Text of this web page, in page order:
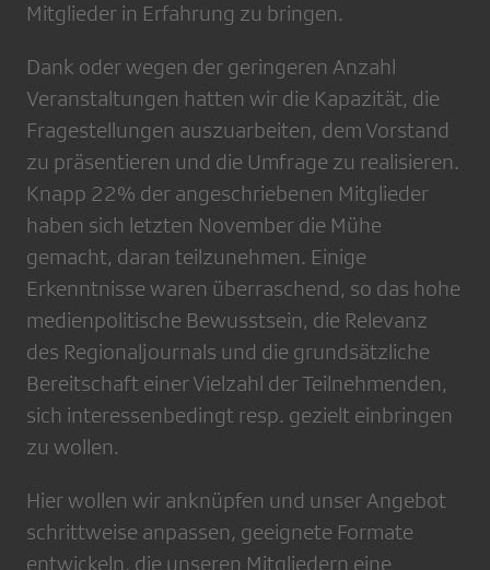
Mitglieder in Erfahrung zu bringen.
Dank oder wegen der geringeren Anzahl
Veranstaltungen hatten wir die Kapazität, die
Fragestellungen auszuarbeiten, dem Vorstand
zu präsentieren und die Umfrage zu realisieren.
Knapp 22% der angeschriebenen Mitglieder
haben sich letzten November die Mühe
gemacht, daran teilzunehmen. Einige
Erkenntnisse waren überraschend, so das hohe
medienpolitische Bewusstsein, die Relevanz
des Regionaljournals und die grundsätzliche
Bereitschaft einer Vielzahl der Teilnehmenden,
sich interessenbedingt resp. gezielt einbringen
zu wollen.
Hier wollen wir anknüpfen und unser Angebot
schrittweise anpassen, geeignete Formate
entwickeln, die unseren Mitgliedern eine